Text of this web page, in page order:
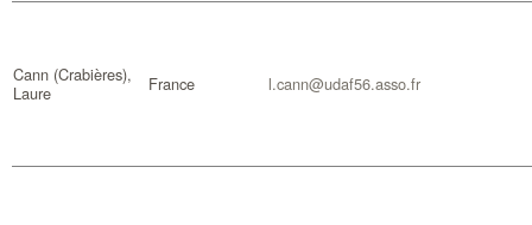
Cann (Crabières),
Laure
France l.cann@udaf56.asso.fr